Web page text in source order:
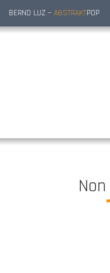
BERND LUZ – ABSTRAKTPOP